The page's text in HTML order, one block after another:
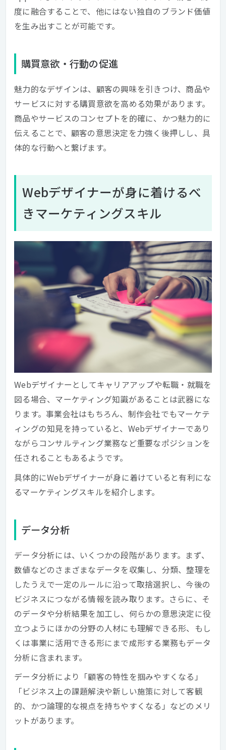
度に融合することで、他にはない独自のブランド価値
を生み出すことが可能です。
購買意欲・行動の促進
魅力的なデザインは、顧客の興味を引きつけ、商品や
サービスに対する購買意欲を高める効果があります。
商品やサービスのコンセプトを的確に、かつ魅力的に
伝えることで、顧客の意思決定を力強く後押しし、具
体的な行動へと繋げます。
Webデザイナーが身に着けるべ
きマーケティングスキル
Webデザイナーとしてキャリアアップや転職・就職を
図る場合、マーケティング知識があることは武器にな
ります。事業会社はもちろん、制作会社でもマーケテ
ィングの知見を持っていると、Webデザイナーであり
ながらコンサルティング業務など重要なポジションを
任されることもあるようです。
具体的にWebデザイナーが身に着けていると有利にな
るマーケティングスキルを紹介します。
データ分析
データ分析には、いくつかの段階があります。まず、
数値などのさまざまなデータを収集し、分類、整理を
したうえで一定のルールに沿って取捨選択し、今後の
ビジネスにつながる情報を読み取ります。さらに、そ
のデータや分析結果を加工し、何らかの意思決定に役
立つようにほかの分野の人材にも理解できる形、もし
くは事業に活用できる形にまで成形する業務もデータ
分析に含まれます。
データ分析により「顧客の特性を掴みやすくなる」
「ビジネス上の課題解決や新しい施策に対して客観
的、かつ論理的な視点を持ちやすくなる」などのメリ
ットがあります。